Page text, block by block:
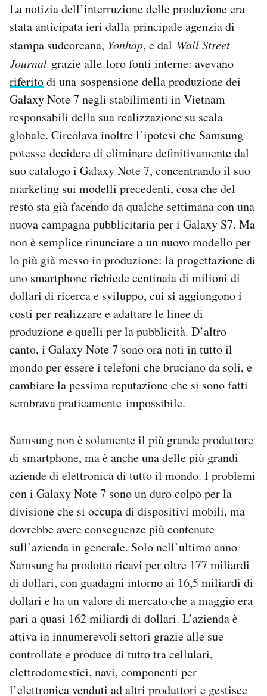
La notizia dell’interruzione delle produzione era
stata anticipata ieri dalla principale agenzia di
stampa sudcoreana, Yonhap, e dal Wall Street
Journal grazie alle loro fonti interne: avevano
riferitodi una sospensione della produzione dei
Galaxy Note 7 negli stabilimenti in Vietnam
responsabili della sua realizzazione su scala
globale. Circolava inoltre l’ipotesi che Samsung
potesse decidere di eliminare definitivamente dal
suo catalogo i Galaxy Note 7, concentrando il suo
marketing sui modelli precedenti, cosa che del
resto sta già facendo da qualche settimana con una
nuova campagna pubblicitaria per i Galaxy S7. Ma
non è semplice rinunciare a un nuovo modello per
lo più già messo in produzione: la progettazione di
uno smartphone richiede centinaia di milioni di
dollari di ricerca e sviluppo, cui si aggiungono i
costi per realizzare e adattare le linee di
produzione e quelli per la pubblicità. D’altro
canto, i Galaxy Note 7 sono ora noti in tutto il
mondo per essere i telefoni che bruciano da soli, e
cambiare la pessima reputazione che si sono fatti
sembrava praticamente impossibile.
Samsung non è solamente il più grande produttore
di smartphone, ma è anche una delle più grandi
aziende di elettronica di tutto il mondo. I problemi
con i Galaxy Note 7 sono un duro colpo per la
divisione che si occupa di dispositivi mobili, ma
dovrebbe avere conseguenze più contenute
sull’azienda in generale. Solo nell’ultimo anno
Samsung ha prodotto ricavi per oltre 177 miliardi
di dollari, con guadagni intorno ai 16,5 miliardi di
dollari e ha un valore di mercato che a maggio era
pari a quasi 162 miliardi di dollari. L’azienda è
attiva in innumerevoli settori grazie alle sue
controllate e produce di tutto tra cellulari,
elettrodomestici, navi, componenti per
l’elettronica venduti ad altri produttori e gestisce